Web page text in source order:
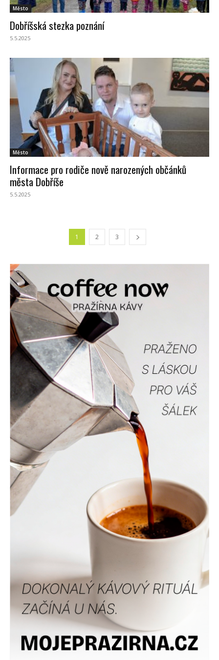
Město
Dobříšská stezka poznání
5.5.2025
Město
Informace pro rodiče nově narozených občánků
města Dobříše
5.5.2025
1 2 3